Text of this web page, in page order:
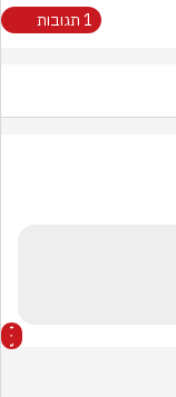
1 תגובות